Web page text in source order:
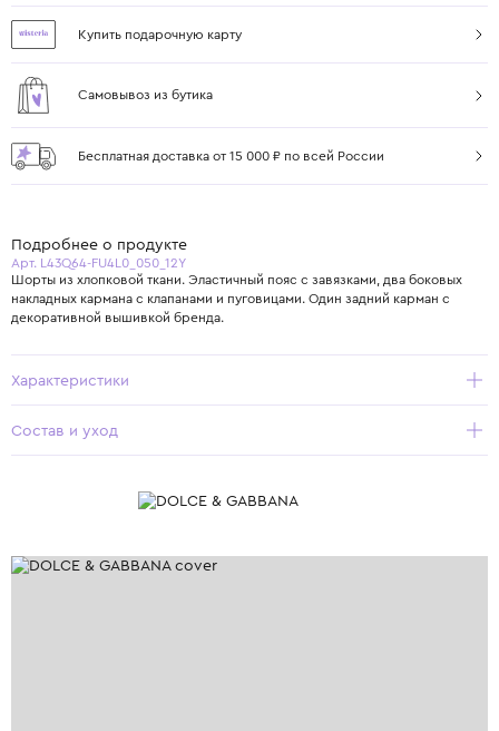
Купить подарочную карту
Самовывоз из бутика
Бесплатная доставка от 15 000 ₽ по всей России
Подробнее о продукте
Арт. L43Q64-FU4L0_050_12Y
Шорты из хлопковой ткани. Эластичный пояс с завязками, два боковых
накладных кармана с клапанами и пуговицами. Один задний карман с
декоративной вышивкой бренда.
Характеристики
Состав и уход